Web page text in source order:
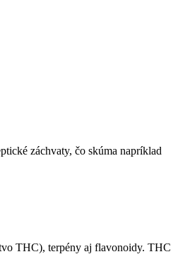
záchvaty, čo skúma napríklad
THC), terpény aj flavonoidy. THC